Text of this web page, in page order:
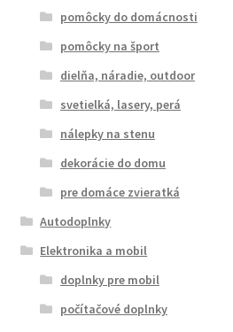
pomôcky do domácnosti
pomôcky na šport
dielňa, náradie, outdoor
svetielká, lasery, perá
nálepky na stenu
dekorácie do domu
pre domáce zvieratká
Autodoplnky
Elektronika a mobil
doplnky pre mobil
počítačové doplnky